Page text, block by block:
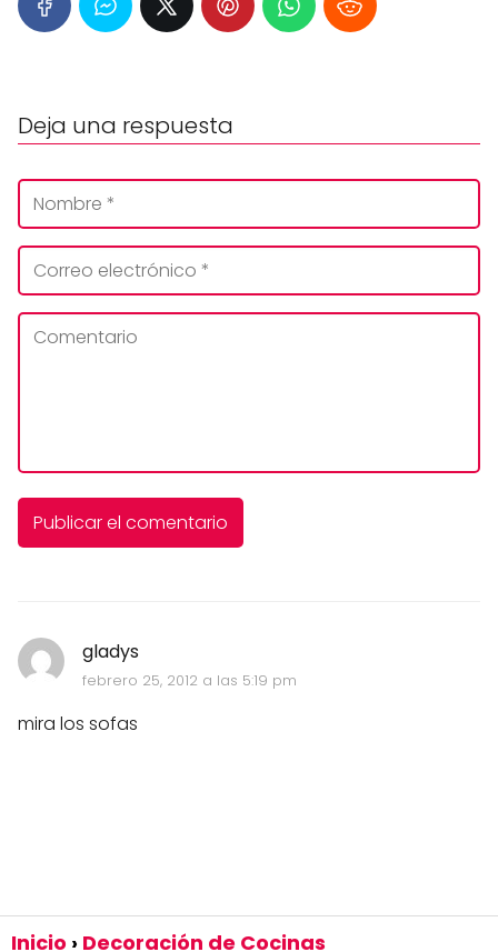
gladys
febrero 25, 2012 a las 5:19 pm
mira los sofas
Deja una respuesta
Inicio Decoración de Cocinas